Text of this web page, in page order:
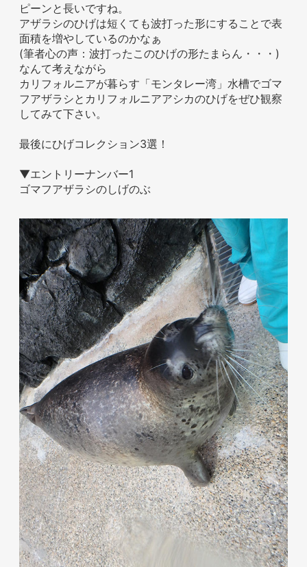
ピーンと長いですね。
アザラシのひげは短くても波打った形にすることで表
面積を増やしているのかなぁ
(筆者心の声：波打ったこのひげの形たまらん・・・)
なんて考えながら
カリフォルニアが暮らす「モンタレー湾」水槽でゴマ
フアザラシとカリフォルニアアシカのひげをぜひ観察
してみて下さい。
最後にひげコレクション3選！
▼エントリーナンバー1
ゴマフアザラシのしげのぶ